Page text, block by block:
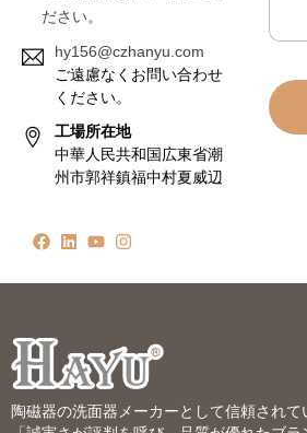
ださい。
hy156@czhanyu.com
ご遠慮なくお問い合わせ
ください。
工場所在地
中華人民共和国広東省潮
州市郭祥鎮福中村夏威辺
陶磁器の洗面器メーカーとして信頼されて